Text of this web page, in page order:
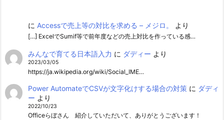
に Accessで売上等の対比を求める – メジロ。 より
[…] ExcelでSumif等で前年度などの売上対比を作っている感…
みんなで育てる日本語入力 に ダディー より
2023/03/05
https://ja.wikipedia.org/wiki/Social_IME…
Power AutomateでCSVが文字化けする場合の対策に ダディ
ー より
2022/10/23
Officeらぼさん 紹介していただいて、ありがとうございます！